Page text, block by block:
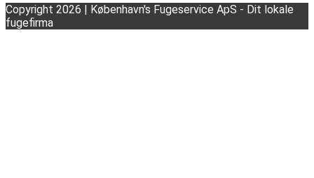
Copyright 2026 | København's Fugeservice ApS - Dit lokale
fugefirma